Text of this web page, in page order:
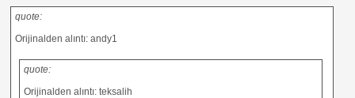
quote:
Orijinalden alıntı: andy1
quote:
Orijinalden alıntı: teksalih